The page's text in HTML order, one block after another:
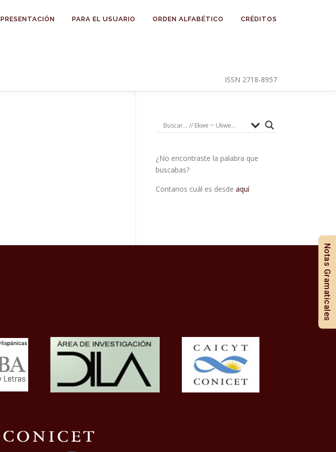
PRESENTACIÓN PARA EL USUARIO ORDEN ALFABÉTICO CRÉDITOS
ISSN 2718-8957
¿No encontraste la palabra que
buscabas?
Contanos cuál es desde aquí
Notas Gramaticales